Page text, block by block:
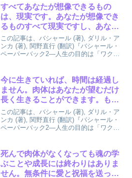
定的な面と否定的な面が存在する。...
すべてあなたが想像できるもの
は、現実です。あなたが想像でき
るものすべて現実ですし、あなた
が想像してしまうものもすべて現
実なのです。 by バシャール
この記事は、バシャール (著), ダリル・ア
ンカ (著), 関野直行 (翻訳)『バシャール・
ペーパーバック2―人生の目的は「ワクワ
まで何度も私なりの解釈はしましたが...
今に生きていれば、時間は経過し
ません。肉体はあなたが望むだけ
長く生きることができます。も地
球人の中には三百年生きられる人
がいます。 by バシャール
この記事は、バシャール (著), ダリル・ア
ンカ (著), 関野直行 (翻訳)『バシャール・
ペーパーバック2―人生の目的は「ワクワ
についてAIの感想を聞きました。的...
死んで肉体がなくなっても魂の学
ぶことや成長には終わりはありま
せん。無条件に愛と祝福を送って